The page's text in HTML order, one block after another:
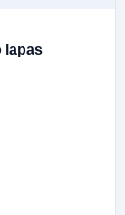
lapas